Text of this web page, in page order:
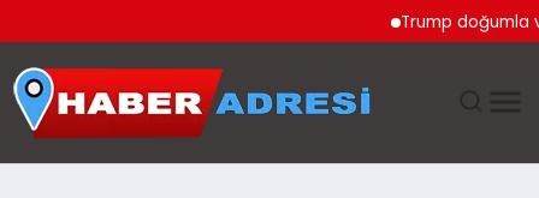
Trump doğumla